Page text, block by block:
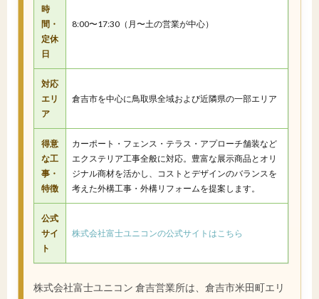
時
間・
定休
日
8:00〜17:30（月〜土の営業が中心）
対応
エリ
ア
倉吉市を中心に鳥取県全域および近隣県の一部エリア
得意
な工
事・
特徴
カーポート・フェンス・テラス・アプローチ舗装など
エクステリア工事全般に対応。豊富な展示商品とオリ
ジナル商材を活かし、コストとデザインのバランスを
考えた外構工事・外構リフォームを提案します。
公式
サイ
ト
株式会社富士ユニコンの公式サイトはこちら
株式会社富士ユニコン 倉吉営業所は、倉吉市米田町エリ